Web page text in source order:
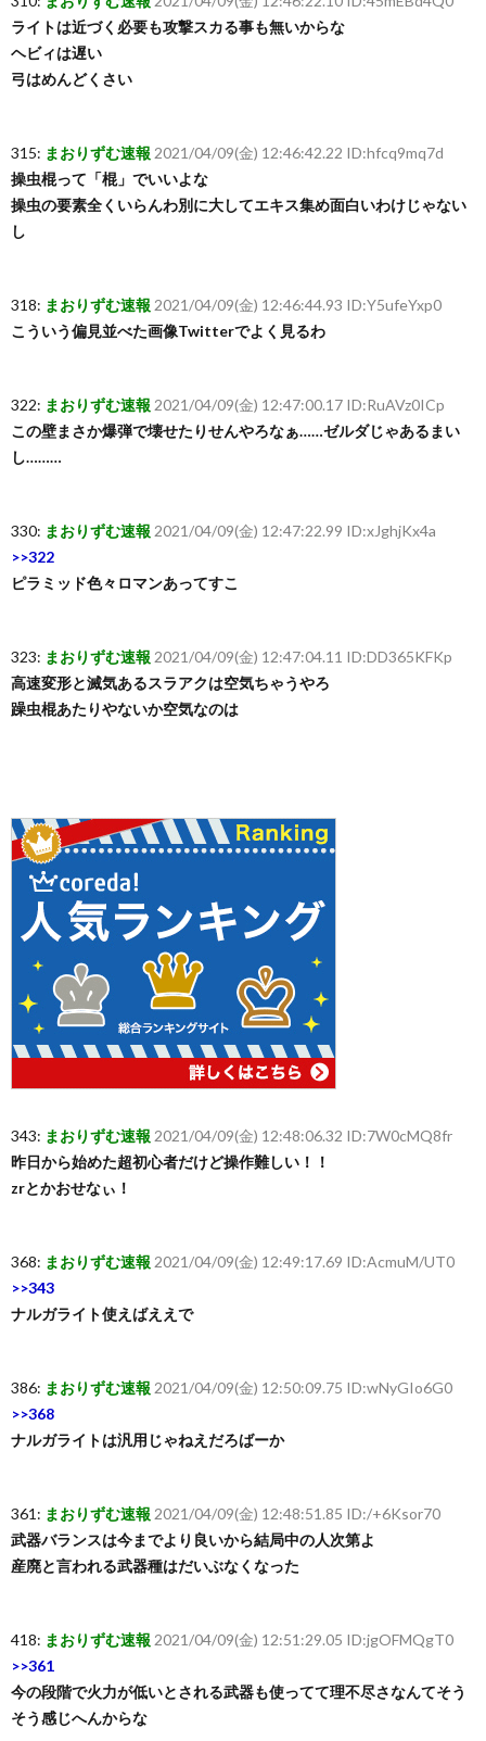
ライトは近づく必要も攻撃スカる事も無いからな
ヘビィは遅い
弓はめんどくさい
315: まおりずむ速報 2021/04/09(金) 12:46:42.22 ID:hfcq9mq7d
操虫棍って「棍」でいいよな
操虫の要素全くいらんわ別に大してエキス集め面白いわけじゃない
し
318: まおりずむ速報 2021/04/09(金) 12:46:44.93 ID:Y5ufeYxp0
こういう偏見並べた画像Twitterでよく見るわ
322: まおりずむ速報 2021/04/09(金) 12:47:00.17 ID:RuAVz0ICp
この壁まさか爆弾で壊せたりせんやろなぁ……ゼルダじゃあるまい
し………
330: まおりずむ速報 2021/04/09(金) 12:47:22.99 ID:xJghjKx4a
>>322
ピラミッド色々ロマンあってすこ
323: まおりずむ速報 2021/04/09(金) 12:47:04.11 ID:DD365KFKp
高速変形と滅気あるスラアクは空気ちゃうやろ
躁虫棍あたりやないか空気なのは
343: まおりずむ速報 2021/04/09(金) 12:48:06.32 ID:7W0cMQ8fr
昨日から始めた超初心者だけど操作難しい！！
zrとかおせなぃ！
368: まおりずむ速報 2021/04/09(金) 12:49:17.69 ID:AcmuM/UT0
>>343
ナルガライト使えばええで
386: まおりずむ速報 2021/04/09(金) 12:50:09.75 ID:wNyGIo6G0
>>368
ナルガライトは汎用じゃねえだろばーか
361: まおりずむ速報 2021/04/09(金) 12:48:51.85 ID:/+6Ksor70
武器バランスは今までより良いから結局中の人次第よ
産廃と言われる武器種はだいぶなくなった
418: まおりずむ速報 2021/04/09(金) 12:51:29.05 ID:jgOFMQgT0
>>361
今の段階で火力が低いとされる武器も使ってて理不尽さなんてそう
そう感じへんからな